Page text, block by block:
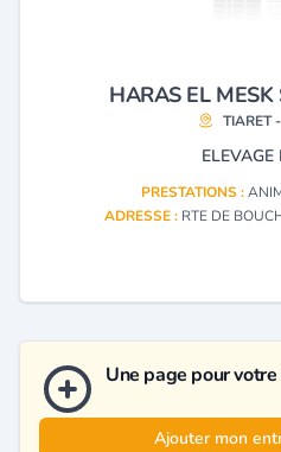
HARAS EL
TIARET
ELEVAGE
PRESTATIONS :
ADRESSE : RTE DE
Une page pour
Ajouter mon